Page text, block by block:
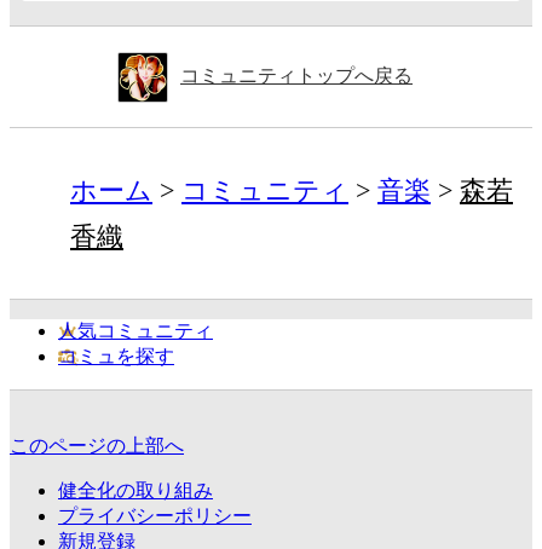
コミュニティトップへ戻る
ホーム コミュニティ 音楽
森若
香織
人気コミュニティ
コミュを探す
このページの上部へ
健全化の取り組み
プライバシーポリシー
新規登録